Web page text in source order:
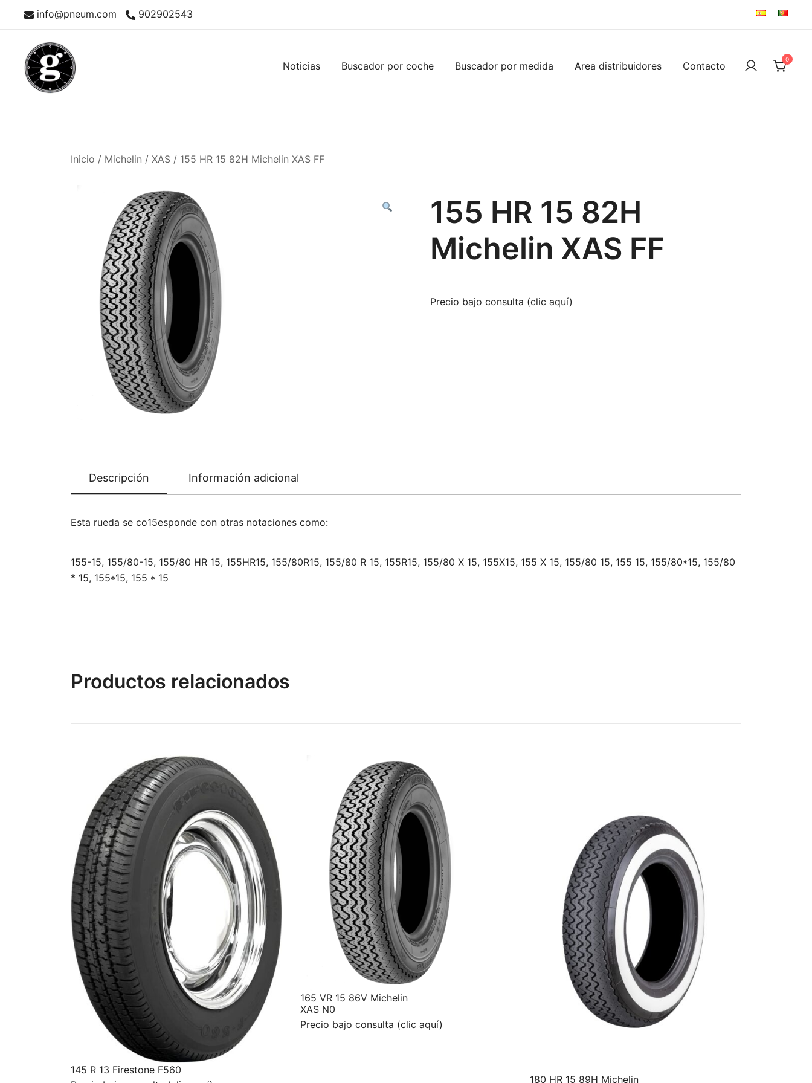
info@pneum.com 902902543
Noticias Buscador por coche Buscador por medida Area distribuidores Contacto
0
Inicio / Michelin / XAS / 155 HR 15 82H Michelin XAS FF
155 HR 15 82H
Michelin XAS FF
Precio bajo consulta (clic aquí)
Descripción Información adicional
Esta rueda se co15esponde con otras notaciones como:
155-15, 155/80-15, 155/80 HR 15, 155HR15, 155/80R15, 155/80 R 15, 155R15, 155/80 X 15, 155X15, 155 X 15, 155/80 15, 155 15, 155/80*15, 155/80
* 15, 155*15, 155 * 15
Productos relacionados
145 R 13 Firestone F560
165 VR 15 86V Michelin
XAS N0
Precio bajo consulta (clic aquí)
180 HR 15 89H Michelin